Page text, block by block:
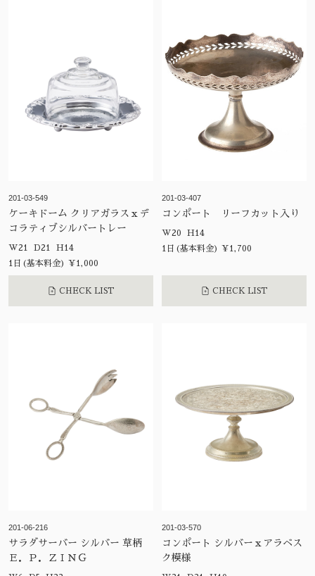
201-03-549
ケーキドーム クリアガラスｘデ
コラティブシルバートレー
W21 D21 H14
1日(基本料金) ¥1,000
CHECK LIST
201-03-407
コンポート リーフカット入り
W20 H14
1日(基本料金) ¥1,700
CHECK LIST
201-06-216
サラダサーバー シルバー 草柄
Ｅ．Ｐ．ＺＩＮＧ
201-03-570
コンポート シルバーｘアラベス
ク模様